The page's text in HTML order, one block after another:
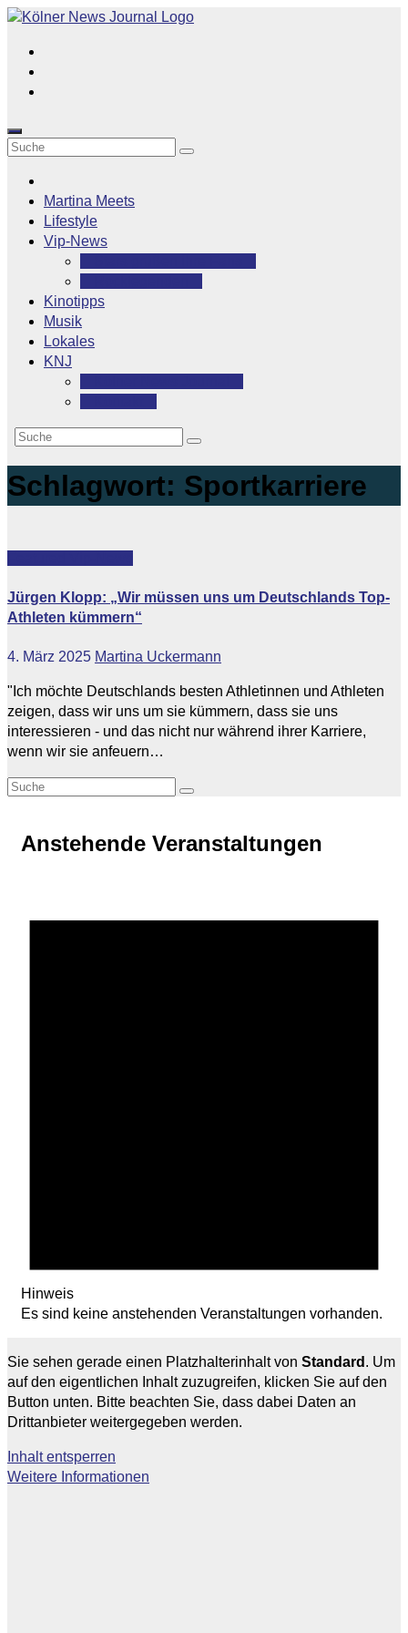
Zum
springen
Martina Meets
Lifestyle
Vip-News
Kinotipps
Musik
Lokales
KNJ
Schlagwort: Sportkarriere
Jürgen Klopp: „Wir müssen uns um Deutschlands Top-
Athleten kümmern“
4. März 2025 Martina Uckermann
"Ich möchte Deutschlands besten Athletinnen und Athleten
zeigen, dass wir uns um sie kümmern, dass sie uns
interessieren - und das nicht nur während ihrer Karriere,
wenn wir sie anfeuern…
Anstehende Veranstaltungen
Hinweis
Es sind keine anstehenden Veranstaltungen vorhanden.
Sie sehen gerade einen Platzhalterinhalt von Standard . Um
auf den eigentlichen Inhalt zuzugreifen, klicken Sie auf den
Button unten. Bitte beachten Sie, dass dabei Daten an
Drittanbieter weitergegeben werden.
Inhalt entsperren
Weitere Informationen